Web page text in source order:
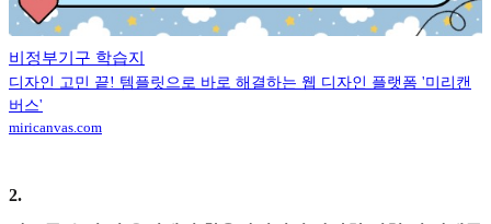
비정부기구 학습지
디자인 고민 끝! 템플릿으로 바로 해결하는 웹 디자인 플랫폼 '미리캔
버스'
miricanvas.com
2.